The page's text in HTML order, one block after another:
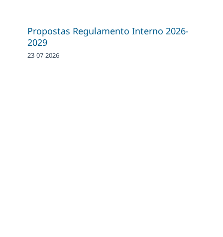
Propostas Regulamento Interno 2026-
2029
23-07-2026